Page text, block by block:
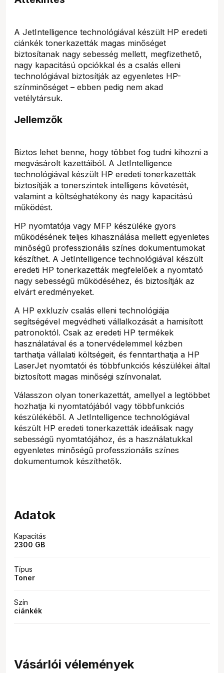
A JetIntelligence technológiával készült HP eredeti
ciánkék tonerkazetták magas minőséget
biztosítanak nagy sebesség mellett, megfizethető,
nagy kapacitású opciókkal és a csalás elleni
technológiával biztosítják az egyenletes HP-
színminőséget – ebben pedig nem akad
vetélytársuk.
Jellemzők
Biztos lehet benne, hogy többet fog tudni kihozni a
megvásárolt kazettáiból. A JetIntelligence
technológiával készült HP eredeti tonerkazetták
biztosítják a tonerszintek intelligens követését,
valamint a költséghatékony és nagy kapacitású
működést.
HP nyomtatója vagy MFP készüléke gyors
működésének teljes kihasználása mellett egyenletes
minőségű professzionális színes dokumentumokat
készíthet. A JetIntelligence technológiával készült
eredeti HP tonerkazetták megfelelőek a nyomtató
nagy sebességű működéséhez, és biztosítják az
elvárt eredményeket.
A HP exkluzív csalás elleni technológiája
segítségével megvédheti vállalkozását a hamisított
patronoktól. Csak az eredeti HP termékek
használatával és a tonervédelemmel kézben
tarthatja vállalati költségeit, és fenntarthatja a HP
LaserJet nyomtatói és többfunkciós készülékei által
biztosított magas minőségi színvonalat.
Válasszon olyan tonerkazettát, amellyel a legtöbbet
hozhatja ki nyomtatójából vagy többfunkciós
készülékéből. A JetIntelligence technológiával
készült HP eredeti tonerkazetták ideálisak nagy
sebességű nyomtatójához, és a használatukkal
egyenletes minőségű professzionális színes
dokumentumok készíthetők.
Adatok
Kapacitás
2300 GB
Típus
Toner
Szín
ciánkék
Vásárlói vélemények